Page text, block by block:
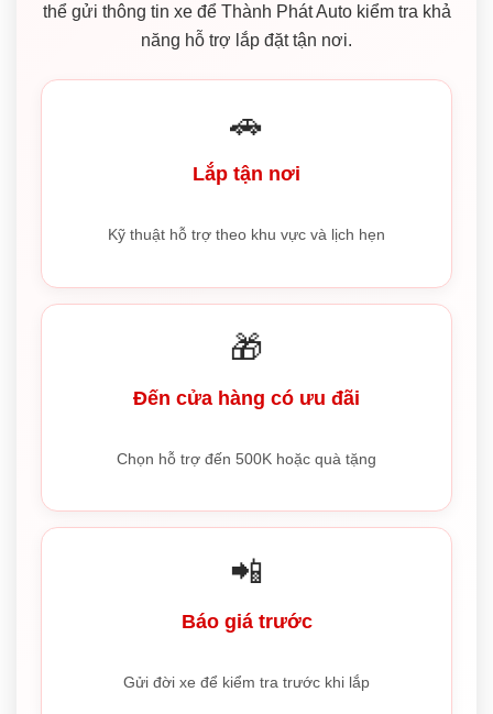
thể gửi thông tin xe để Thành Phát Auto kiểm tra khả
năng hỗ trợ lắp đặt tận nơi.
🚗
Lắp tận nơi
Kỹ thuật hỗ trợ theo khu vực và lịch hẹn
🎁
Đến cửa hàng có ưu đãi
Chọn hỗ trợ đến 500K hoặc quà tặng
📲
Báo giá trước
Gửi đời xe để kiểm tra trước khi lắp